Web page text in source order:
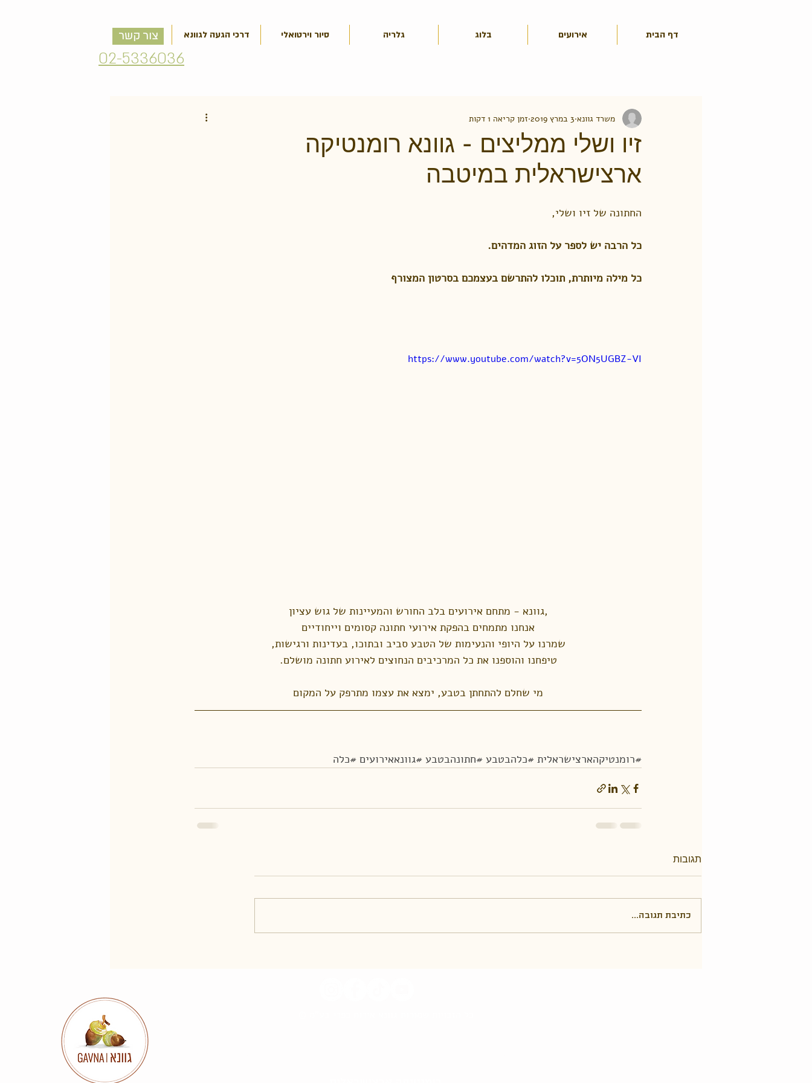
צור קשר דף הבית אירועים בלוג גלריה סיור וירטואלי דרכי הגעה לגוונא
02-5336036
זיו ושלי ממליצים - גוונא רומנטיקה
ארצישראלית במיטבה
משרד גוונא 3 במרץ 2019 זמן קריאה 1 דקות
החתונה של זיו ושלי,
כל הרבה יש לספר על הזוג המדהים.
כל מילה מיותרת, תוכלו להתרשם בעצמכם בסרטון המצורף
https://www.youtube.com/watch?v=5ON5UGBZ-VI
,גוונא - מתחם אירועים בלב החורש והמעיינות של גוש עציון
אנחנו מתמחים בהפקת אירועי חתונה קסומים וייחודיים
שמרנו על היופי והנעימות של הטבע סביב ובתוכו, בעדינות ורגישות,
טיפחנו והוספנו את כל המרכיבים הנחוצים לאירוע חתונה מושלם.
מי שחלם להתחתן בטבע, ימצא את עצמו מתרפק על המקום
#רומנטיקהארצישראלית #כלהבטבע #חתונהבטבע #גוונאאירועים #כלה
תגובות
כתיבת תגובה...